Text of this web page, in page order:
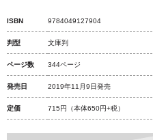
ISBN 9784049127904
判型 文庫判
ページ数 344ページ
発売日 2019年11月9日発売
定価 715円 （本体650円+税）